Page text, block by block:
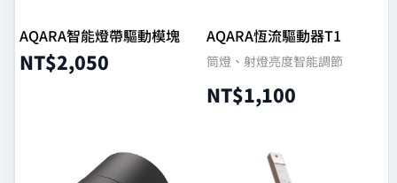
AQARA智能燈帶驅動模塊
NT$2,050
AQARA恆流驅動器T1
筒燈、射燈亮度智能調節
NT$1,100